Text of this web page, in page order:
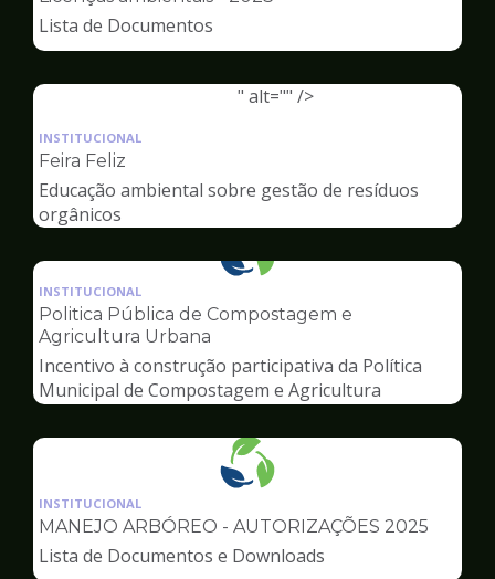
Lista de Documentos
" alt="" />
Ilustração
Meio
Ambiente
INSTITUCIONAL
Feira Feliz
Educação ambiental sobre gestão de resíduos
orgânicos
Ilustração
pagina
Meio
Ambiente
INSTITUCIONAL
Politica Pública de Compostagem e
Agricultura Urbana
Incentivo à construção participativa da Política
Municipal de Compostagem e Agricultura
Ilustração
pagina
Meio
INSTITUCIONAL
MANEJO ARBÓREO - AUTORIZAÇÕES 2025
Lista de Documentos e Downloads